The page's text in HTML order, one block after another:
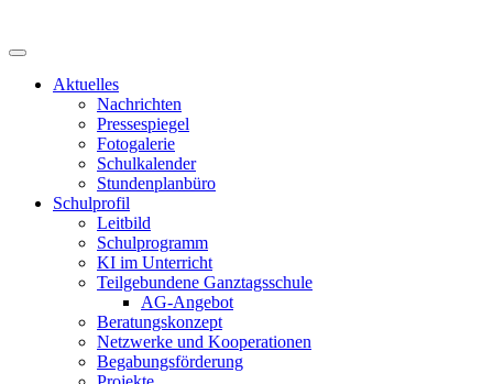
Aktuelles
Nachrichten
Pressespiegel
Fotogalerie
Schulkalender
Stundenplanbüro
Schulprofil
Leitbild
Schulprogramm
KI im Unterricht
Teilgebundene Ganztagsschule
AG-Angebot
Beratungskonzept
Netzwerke und Kooperationen
Begabungsförderung